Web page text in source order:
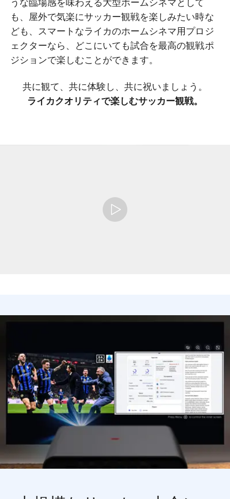
も、屋外で気楽にサッカー観戦を楽しみたい時な
ども、スマートなライカのホームシネマ用プロジ
ェクターなら、どこにいても試合を最高の観戦ポ
ジションで楽しむことができます。
共に観て、共に体験し、共に祝いましょう。
ライカクオリティで楽しむサッカー観戦。